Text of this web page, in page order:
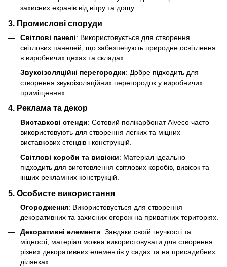
захисних екранів від вітру та дощу.
3. Промислові споруди
Світлові панелі: Використовується для створення
світлових панелей, що забезпечують природне освітлення
в виробничих цехах та складах.
Звукоізоляційні перегородки: Добре підходить для
створення звукоізоляційних перегородок у виробничих
приміщеннях.
4. Реклама та декор
Виставкові стенди: Сотовий полікарбонат Alveco часто
використовують для створення легких та міцних
виставкових стендів і конструкцій.
Світлові короби та вивіски: Матеріал ідеально
підходить для виготовлення світлових коробів, вивісок та
інших рекламних конструкцій.
5. Особисте використання
Огородження: Використовується для створення
декоративних та захисних огорож на приватних територіях.
Декоративні елементи: Завдяки своїй гнучкості та
міцності, матеріал можна використовувати для створення
різних декоративних елементів у садах та на присадибних
ділянках.